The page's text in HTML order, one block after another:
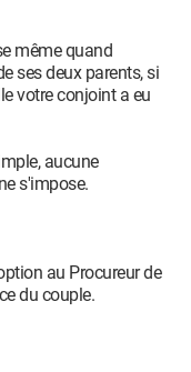
même quand
ses deux parents, si
votre conjoint a eu
aucune
s'impose.
au Procureur de
du couple.